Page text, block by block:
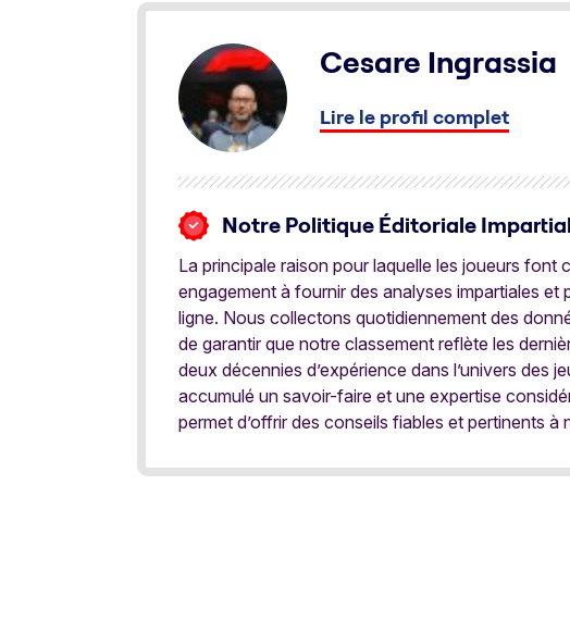
Cesare Ingrassia
Lire le profil complet
Notre Politique Éditoriale
La principale raison pour laquelle les joueurs
engagement à fournir des analyses impartiales
ligne. Nous collectons quotidiennement des
de garantir que notre classement reflète les
deux décennies d’expérience dans l’univers des
accumulé un savoir-faire et une expertise
permet d’offrir des conseils fiables et pertinents à